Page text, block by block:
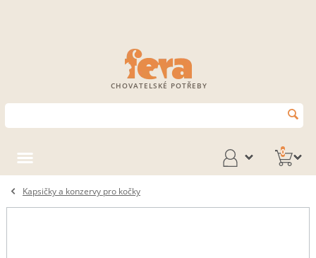
CHOVATELSKÉ POTŘEBY
0
Kapsičky a konzervy pro kočky